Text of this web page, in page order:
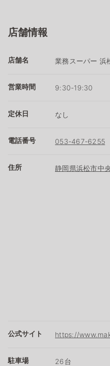
店舗情報
店舗名 業務スーパー 浜
営業時間 9:30-19:30
定休日 なし
電話番号 053-467-6255
住所 静岡県浜松市中
公式サイト https://
駐車場 26台